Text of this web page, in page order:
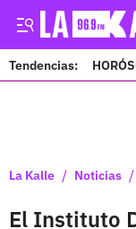
Tendencias:
La Kalle / Noticias /
El Instituto